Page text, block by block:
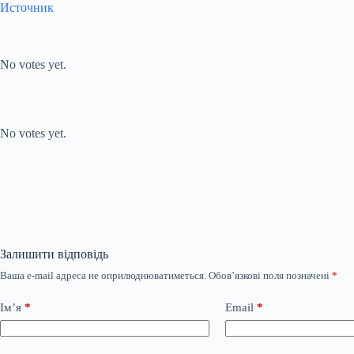
Источник
No votes yet.
No votes yet.
Залишити відповідь
Ваша e-mail адреса не оприлюднюватиметься. Обов’язкові поля позначені *
Ім’я * Email *